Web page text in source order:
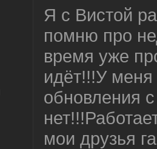
Я с Вистой
помню про
время уже
идёт!!!У
обновления
мои друзья